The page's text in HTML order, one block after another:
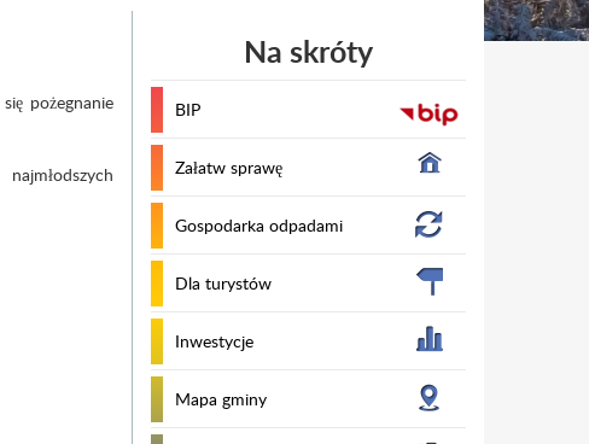
pożegnanie
Na skróty
BIP
Załatw sprawę
Gospodarka odpadami
Dla turystów
Inwestycje
Mapa gminy